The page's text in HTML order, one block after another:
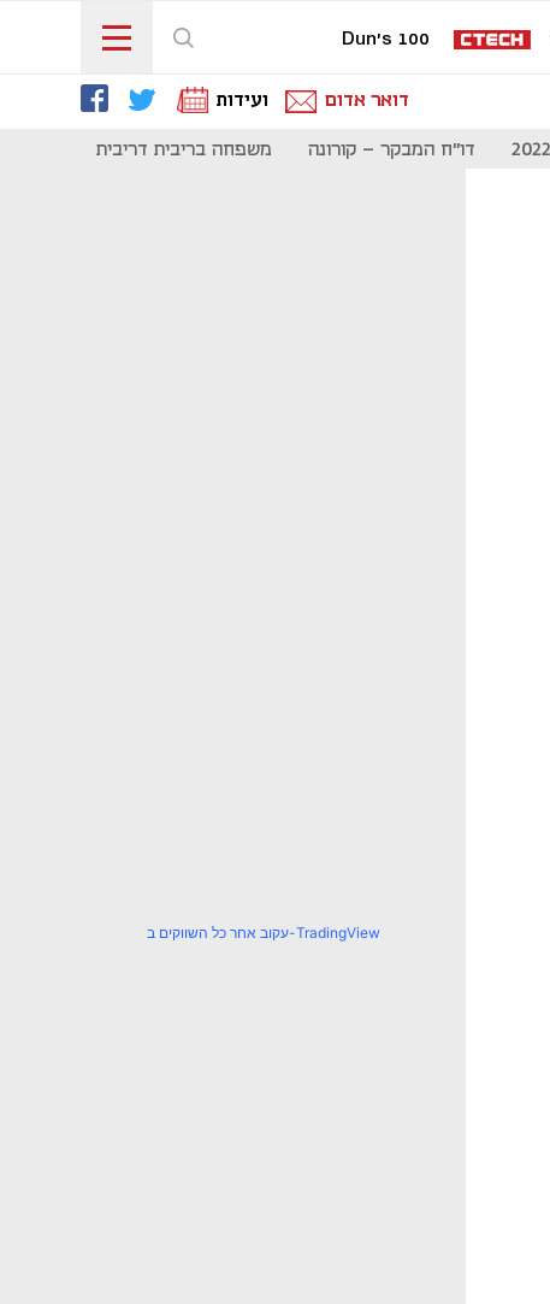
Dun's 100
דואר אדום ועידות
דו"ח המבקר - קורונה משפחה בריבית דריבית
עקוב אחר כל השווקים ב-TradingView